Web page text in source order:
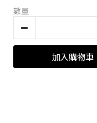
數量
加入購物車